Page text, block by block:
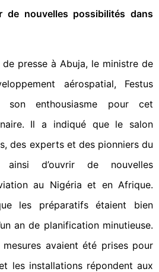
de nouvelles possibilités dans
de presse à Abuja, le ministre de
aérospatial, Festus
son enthousiasme pour cet
Il a indiqué que le salon
des experts et des pionniers du
ainsi d’ouvrir de nouvelles
au Nigéria et en Afrique.
les préparatifs étaient bien
an de planification minutieuse.
avaient été prises pour
les installations répondent aux